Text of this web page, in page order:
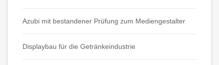
Azubi mit bestandener Prüfung zum Mediengestalter
Displaybau für die Getränkeindustrie